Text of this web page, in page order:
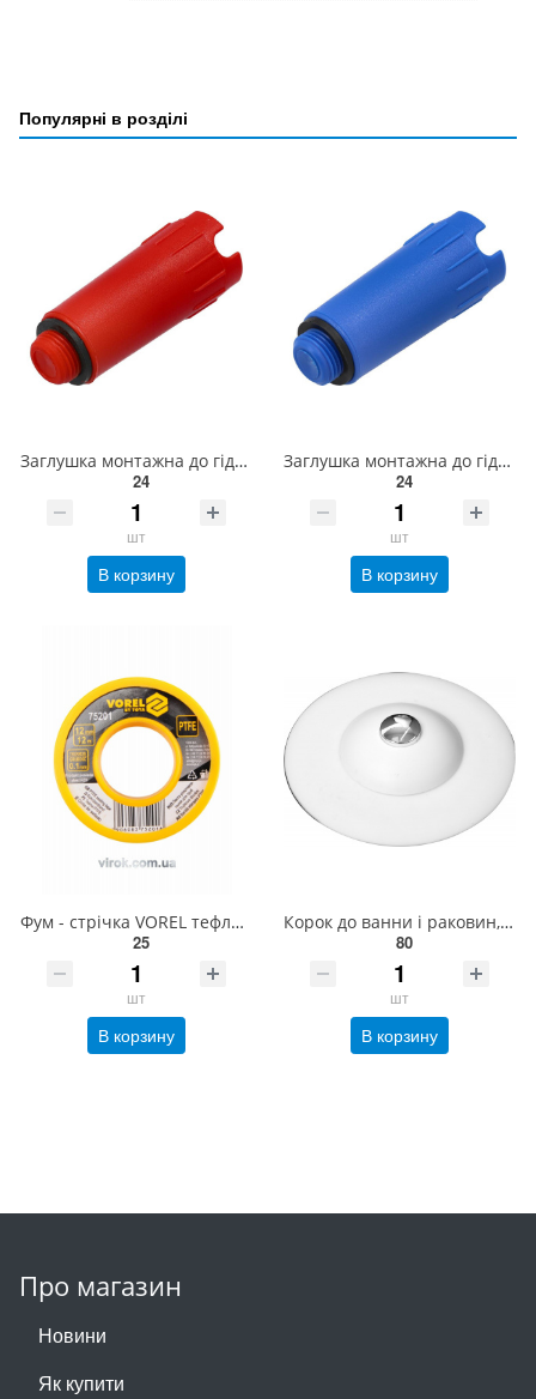
Популярні в розділі
Заглушка монтажна до гідросистем VOREL Ø= 1/2", червона [20] 54901
24
шт
В корзину
Заглушка монтажна до гідросистем VOREL Ø= 1/2", синя [20] 54900
24
шт
В корзину
Фум - стрічка VOREL тефлонова ущільнююча, l= 12 м, b= 12 мм, h= 0,1мм [250/1000] 75201
25
шт
В корзину
Корок до ванни і раковин, силіконовий FALA, Ø= 100 мм, білий [240] 74781
80
шт
В корзину
Про магазин
Новини
Як купити